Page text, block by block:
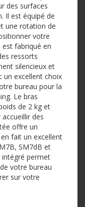
des surfaces
Il est équipé de
une rotation de
votre
fabriqué en
ressorts
silencieux et
un excellent choix
bureau pour la
Le bras
de 2 kg et
des
offre un
fait un excellent
SM7dB et
intégré permet
votre bureau
sur votre